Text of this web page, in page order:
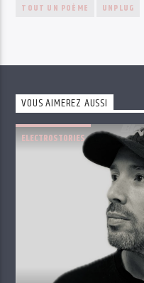
TOUT UN POÈME
UNPLUG
VOUS AIMEREZ AUSSI
ELECTROSTORIES